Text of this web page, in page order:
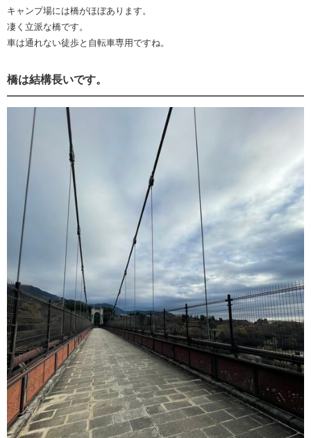
キャンプ場には橋がほぼあります。
凄く立派な橋です。
車は通れない徒歩と自転車専用ですね。
橋は結構長いです。